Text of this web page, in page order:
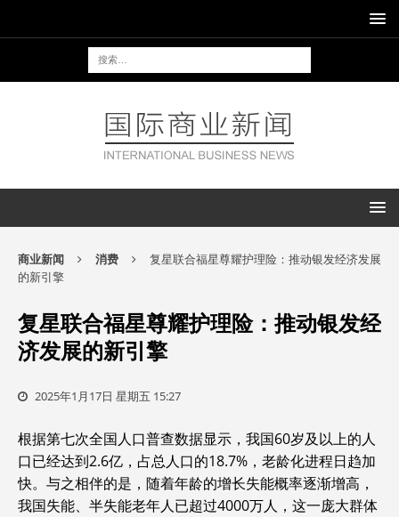
商业新闻 消费
复星联合福星尊耀护理险：推动银发经济发展
的新引擎
复星联合福星尊耀护理险：推动银发经
济发展的新引擎
2025年1月17日 星期五 15:27
根据第七次全国人口普查数据显示，我国60岁及以上的人
口已经达到2.6亿，占总人口的18.7%，老龄化进程日趋加
快。与之相伴的是，随着年龄的增长失能概率逐渐增高，
我国失能、半失能老年人已超过4000万人，这一庞大群体